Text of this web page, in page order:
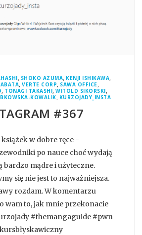
, SHOKO AZUMA, KENJI ISHIKAWA,
,VERTE CORP, SAWA OFFICE,
, TONAGI TAKASHI,WITOLD SIKORSKI,
KOWALIK, KURZOJADY_INSTA
#367
książek w dobre ręce -
po nauce choć wydają
bardzo mądre i użyteczne.
się nie jest to najważniejsza.
rozdam. W komentarzu
wam to, jak mnie przekonacie
#themangaguide #pwn